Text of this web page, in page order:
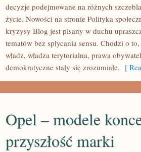
decyzje podejmowane na różnych
życie. Nowości na stronie Polityka
kryzysy Blog jest pisany w duchu
tematów bez spłycania sensu. Chodzi o
władz, władza terytorialna, prawa
demokratyczne stały się zrozumiałe. [
Opel – modele
przyszłość marki